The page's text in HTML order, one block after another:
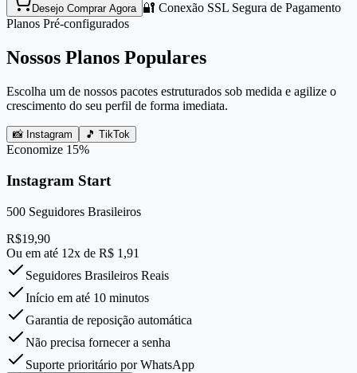
Desejo Comprar Agora 🔐 Conexão SSL Segura de Pagamento
Planos Pré-configurados
Nossos Planos Populares
Escolha um de nossos pacotes estruturados sob medida e agilize o
crescimento do seu perfil de forma imediata.
📸 Instagram 🎵 TikTok
Economize 15%
Instagram Start
500 Seguidores Brasileiros
R$19,90
Ou em até 12x de R$ 1,91
Seguidores Brasileiros Reais
Início em até 10 minutos
Garantia de reposição automática
Não precisa fornecer a senha
Suporte prioritário por WhatsApp